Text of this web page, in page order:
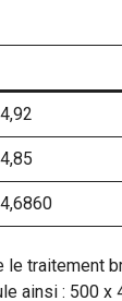
4,92
4,85
4,6860
traitement
ainsi : 500 x